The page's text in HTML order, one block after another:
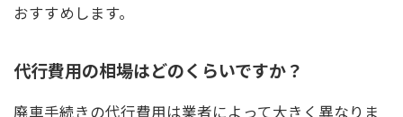
おすすめします。
代行費用の相場はどのくらいですか？
廃車手続きの代行費用は業者によって大きく異なりま